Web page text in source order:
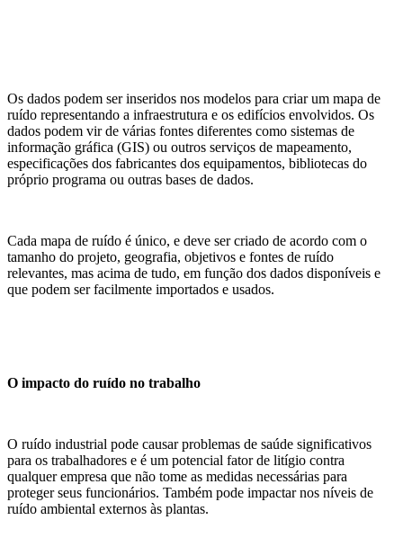
Os dados podem ser inseridos nos modelos para criar um mapa de
ruído representando a infraestrutura e os edifícios envolvidos. Os
dados podem vir de várias fontes diferentes como sistemas de
informação gráfica (GIS) ou outros serviços de mapeamento,
especificações dos fabricantes dos equipamentos, bibliotecas do
próprio programa ou outras bases de dados.
Cada mapa de ruído é único, e deve ser criado de acordo com o
tamanho do projeto, geografia, objetivos e fontes de ruído
relevantes, mas acima de tudo, em função dos dados disponíveis e
que podem ser facilmente importados e usados.
O impacto do ruído no trabalho
O ruído industrial pode causar problemas de saúde significativos
para os trabalhadores e é um potencial fator de litígio contra
qualquer empresa que não tome as medidas necessárias para
proteger seus funcionários. Também pode impactar nos níveis de
ruído ambiental externos às plantas.